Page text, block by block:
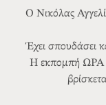
Ο Νικόλας
Έχει σπουδάσει
Η εκπομπή ΩΡΑ